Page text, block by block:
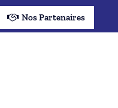
Nos Partenaires